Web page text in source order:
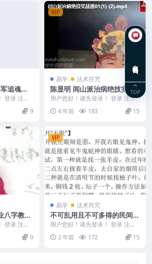
追魂压
登录 注册
将军小法
9
VIP
易学 法术符咒
陈显明 闾山派治病绝技实战
班 五视频
用户您好！请先登录！ 登录 注册
闾山派治病绝技实战班 编号：312
0DB081...
4 年前 183 15
八字教程
登录 注册
视频4集 编
0
VIP
易学 法术符咒
不可乱用且不可多得的民间术
法 .pdf
用户您好！请先登录！ 登录 注册
不可乱用且不可多得的民间术法 .p
df 26p...
2 年前 172 15
TOP